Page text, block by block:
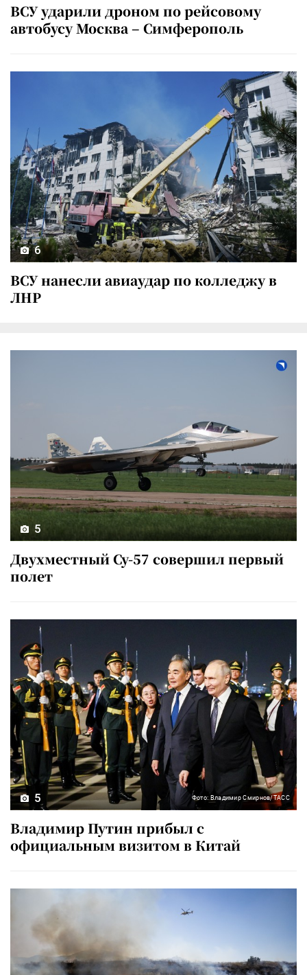
ВСУ ударили дроном по рейсовому
автобусу Москва – Симферополь
6
ВСУ нанесли авиаудар по колледжу в
ЛНР
5
Двухместный Су-57 совершил первый
полет
5 Фото: Владимир Смирнов/ТАСС
Владимир Путин прибыл с
официальным визитом в Китай